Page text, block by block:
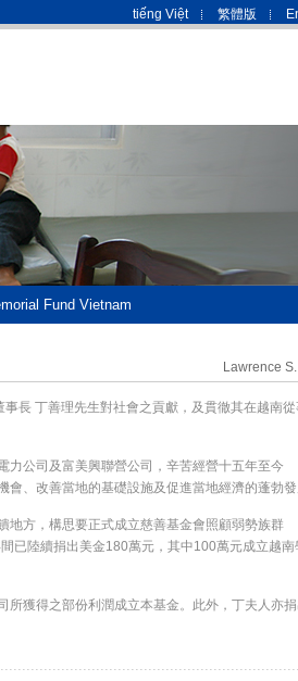
tiếng Việt 繁體版
Fund Vietnam
Lawrence
長 丁善理先生對社會之貢獻，及貫徹其在越南
公司及富美興聯營公司，辛苦經營十五年至今
、改善當地的基礎設施及促進當地經濟的蓬勃發
方，構思要正式成立慈善基金會照顧弱勢族群
已陸續捐出美金180萬元，其中100萬元成立越
獲得之部份利潤成立本基金。此外，丁夫人亦